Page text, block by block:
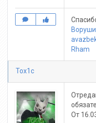
Rham
Tox1c
От